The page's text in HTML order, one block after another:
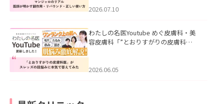
た。
2026.07.10
わたしの名医Youtube めぐ皮膚科・美
容皮膚科「”とおりすがりの皮膚科
2026.06.05